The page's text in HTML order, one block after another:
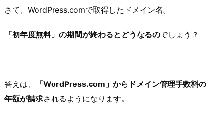
さて、WordPress.comで取得したドメイン名。
「初年度無料」の期間が終わるとどうなるのでしょう？
答えは、
「WordPress.com」からドメイン管理手数料の
年額が請求されるようになります。